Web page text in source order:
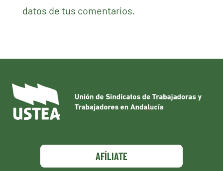
datos de tus comentarios.
AFÍLIATE